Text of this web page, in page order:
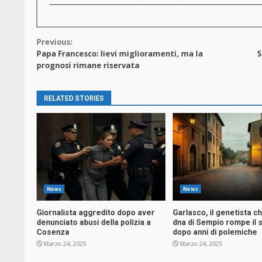
Continue
Reading
Previous:
Papa Francesco: lievi miglioramenti, ma la
prognosi rimane riservata
RELATED STORIES
News
Giornalista aggredito dopo aver
denunciato abusi della polizia a
Cosenza
Marzo 24, 2025
News
Garlasco, il genetista
dna di Sempio rompe il
dopo anni di polemiche
Marzo 24, 2025